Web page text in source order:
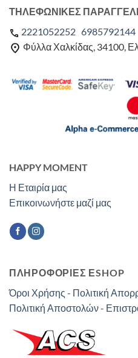
HAPPY MOMENT
Η Εταιρία μας
Επικοινωνήστε μαζί μας
ΠΛΗΡΟΦΟΡΙΕΣ ΕSHOP
Όροι Χρήσης - Πολιτική
Πολιτική Αποστολών -
ΤΗΛΕΦΩΝΙΚΕΣ
2221052252 6985792144
Φύλλα Χαλκίδας, 34100,